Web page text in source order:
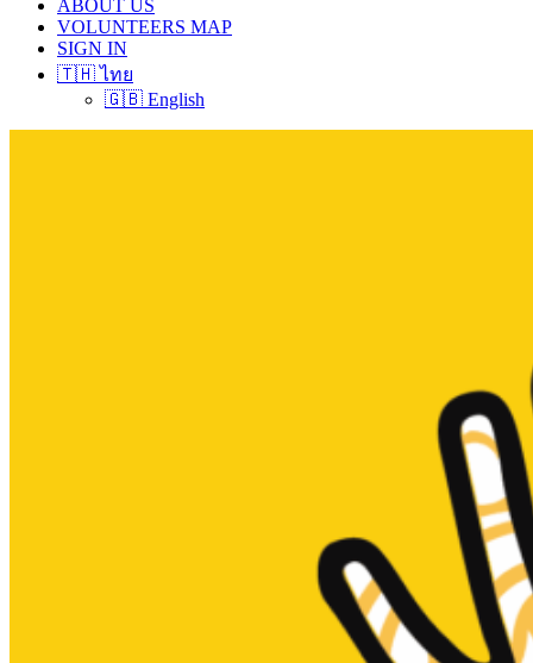
ABOUT US
VOLUNTEERS MAP
SIGN IN
🇹🇭 ไทย
🇬🇧 English